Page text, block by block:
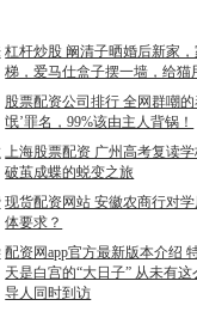
杠杆炒股 阚清子晒婚后新家
梯，爱马仕盒子摆一墙，给猫
股票配资公司排行 全网群嘲的
氓’罪名，99%该由主人背锅！
上海股票配资 广州高考复读
破茧成蝶的蜕变之旅
现货配资网站 安徽农商行对
体要求？
配资网app官方最新版本介绍
天是白宫的“大日子” 从未有
导人同时到访